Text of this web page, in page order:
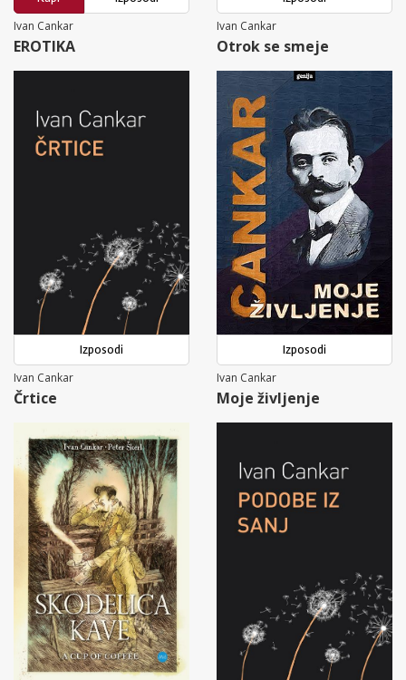
Ivan Cankar
EROTIKA
Ivan Cankar
Otrok se smeje
Izposodi
Ivan Cankar
Črtice
Izposodi
Ivan Cankar
Moje življenje